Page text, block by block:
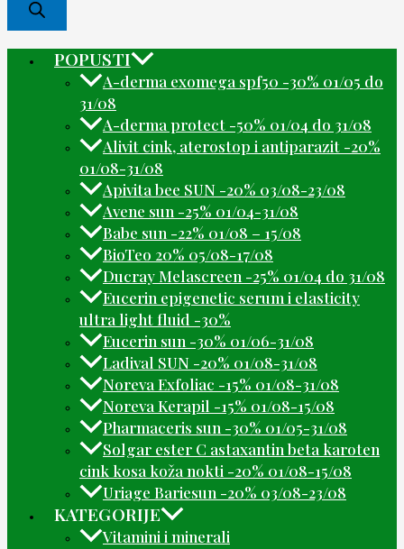
POPUSTI
A-derma exomega spf50 -30% 01/05 do
31/08
A-derma protect -50% 01/04 do 31/08
Alivit cink, aterostop i antiparazit -20%
01/08-31/08
Apivita bee SUN -20% 03/08-23/08
Avene sun -25% 01/04-31/08
Babe sun -22% 01/08 – 15/08
BioTeo 20% 05/08-17/08
Ducray Melascreen -25% 01/04 do 31/08
Eucerin epigenetic serum i elasticity
ultra light fluid -30%
Eucerin sun -30% 01/06-31/08
Ladival SUN -20% 01/08-31/08
Noreva Exfoliac -15% 01/08-31/08
Noreva Kerapil -15% 01/08-15/08
Pharmaceris sun -30% 01/05-31/08
Solgar ester C astaxantin beta karoten
cink kosa koža nokti -20% 01/08-15/08
Uriage Bariesun -20% 03/08-23/08
KATEGORIJE
Vitamini i minerali